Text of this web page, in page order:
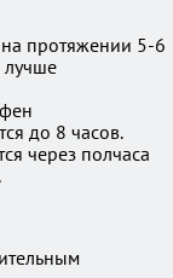
протяжении 5-6
лучше
до 8 часов.
через полчаса